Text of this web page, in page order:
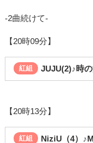
-2曲続けて-
【20時09分】
紅組 JUJU(2)♪ 時
【20時13分】
紅組 NiziU（4）